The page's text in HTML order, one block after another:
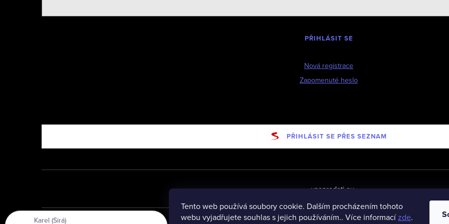
Tento web používá soubory cookie. Dalším procházením tohoto
webu vyjadřujete souhlas s jejich používáním.. Více informacízde.
PŘIHLÁSIT SE
Nová registrace
Zapomenuté heslo
PŘIHLÁSIT SE PŘES SEZNAM
vseprodeti-eu
Karel (Sirá)
právě objednal: